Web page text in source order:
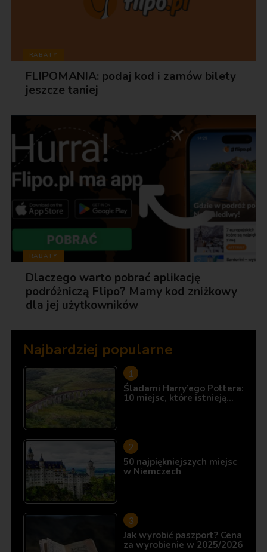
RABATY
FLIPOMANIA: podaj kod i zamów bilety
jeszcze taniej
RABATY
Dlaczego warto pobrać aplikację
podróżniczą Flipo? Mamy kod zniżkowy
dla jej użytkowników
Najbardziej popularne
Śladami Harry’ego Pottera:
10 miejsc, które istnieją…
50 najpiękniejszych miejsc
w Niemczech
Jak wyrobić paszport? Cena
za wyrobienie w 2025/2026